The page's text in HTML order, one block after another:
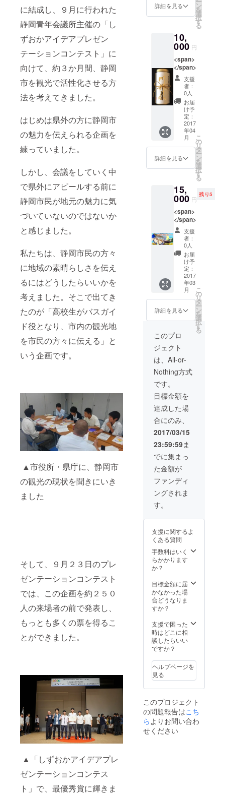
に結成し、９月に行われた
静岡青年会議所主催の「し
ずおかアイデアプレゼン
テーションコンテスト」に
向けて、約３か月間、静岡
市を観光で活性化させる方
法を考えてきました。
はじめは県外の方に静岡市
の魅力を伝えられる企画を
練っていました。
しかし、会議をしていく中
で県外にアピールする前に
静岡市民が地元の魅力に気
づいていないのではないか
と感じました。
私たちは、静岡市民の方々
に地域の素晴らしさを伝え
るにはどうしたらいいかを
考えました。そこで出てき
たのが「高校生がバスガイ
ド役となり、市内の観光地
を市民の方々に伝える」と
いう企画です。
▲市役所・県庁に、静岡市
の観光の現状を聞きにいき
ました
そして、９月２３日のプレ
ゼンテーションコンテスト
では、この企画を約２５０
人の来場者の前で発表し、
もっとも多くの票を得るこ
とができました。
▲「しずおかアイデアプレ
ゼンテーションコンテス
ト」で、最優秀賞に輝きま
詳細を見る ン
を
選
択
す
る
10,
000 円
<span>
</span>
支援
者：
0人
お届
け予
定：
2017
年04
月
詳細を見る
こ
の
リ
タ
ー
ン
を
選
択
す
る
15,
000 円
残り5
<span>
</span>
支援
者：
0人
お届
け予
定：
2017
年03
月
詳細を見る
こ
の
リ
タ
ー
ン
を
選
択
す
る
このプロ
ジェクト
は、All-or-
Nothing方式
です。
目標金額を
達成した場
合にのみ、
2017/03/15
23:59:59ま
でに集まっ
た金額が
ファンディ
ングされま
す。
支援に関するよ
くある質問
手数料はいく
らかかります
か？
目標金額に届
かなかった場
合どうなりま
すか？
支援で困った
時はどこに相
談したらいい
ですか？
ヘルプページを
見る
このプロジェクト
の問題報告はこち
らよりお問い合わ
せください